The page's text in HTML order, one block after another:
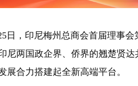
，印尼梅州总商会首届理事会
尼两国政企界、侨界的翘楚贤
展合力搭建起全新高端平台。